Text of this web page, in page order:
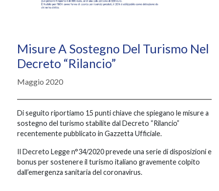
Misure A Sostegno Del Turismo Nel
Decreto “Rilancio”
Maggio 2020
Di seguito riportiamo 15 punti chiave che spiegano le misure a
sostegno del turismo stabilite dal Decreto “Rilancio”
recentemente pubblicato in Gazzetta Ufficiale.
Il Decreto Legge n°34/2020 prevede una serie di disposizioni e
bonus per sostenere il turismo italiano gravemente colpito
dall’emergenza sanitaria del coronavirus.